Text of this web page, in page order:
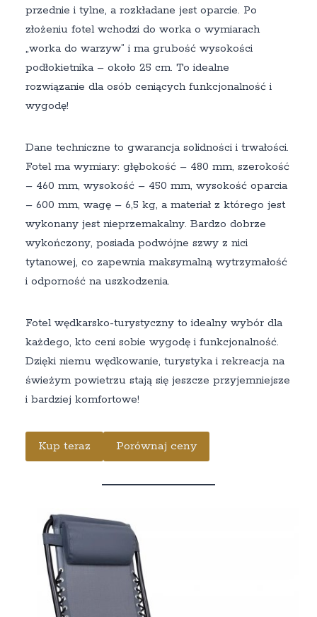
przednie i tylne, a rozkładane jest oparcie. Po
złożeniu fotel wchodzi do worka o wymiarach
„worka do warzyw” i ma grubość wysokości
podłokietnika – około 25 cm. To idealne
rozwiązanie dla osób ceniących funkcjonalność i
wygodę!
Dane techniczne to gwarancja solidności i trwałości.
Fotel ma wymiary: głębokość – 480 mm, szerokość
– 460 mm, wysokość – 450 mm, wysokość oparcia
– 600 mm, wagę – 6,5 kg, a materiał z którego jest
wykonany jest nieprzemakalny. Bardzo dobrze
wykończony, posiada podwójne szwy z nici
tytanowej, co zapewnia maksymalną wytrzymałość
i odporność na uszkodzenia.
Fotel wędkarsko-turystyczny to idealny wybór dla
każdego, kto ceni sobie wygodę i funkcjonalność.
Dzięki niemu wędkowanie, turystyka i rekreacja na
świeżym powietrzu stają się jeszcze przyjemniejsze
i bardziej komfortowe!
Kup teraz Porównaj ceny